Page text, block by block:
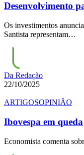
Desenvolvimento
Os investimentos
Santista representam…
Da Redação
22/10/2025
ARTIGOSOPINIÃO
Ibovespa em queda
Economista comenta